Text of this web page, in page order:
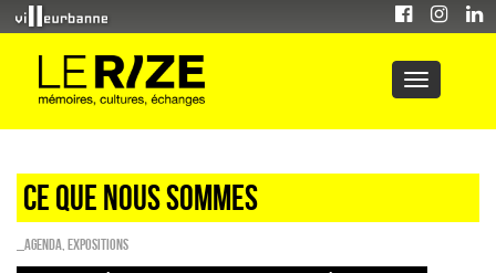
Ce que nous sommes
_Agenda EXPOSITIONS